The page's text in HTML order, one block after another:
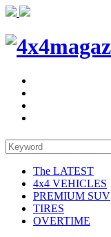
The LATEST
4x4 VEHICLES
PREMIUM SUV
TIRES
OVERTIME